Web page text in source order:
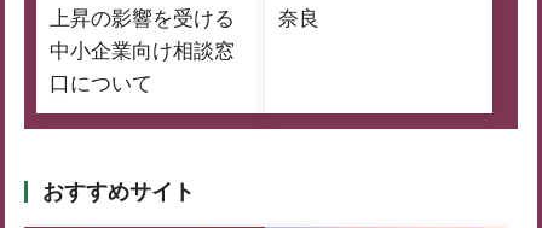
上昇の影響を受ける
中小企業向け相談窓
口について
奈良
おすすめサイト